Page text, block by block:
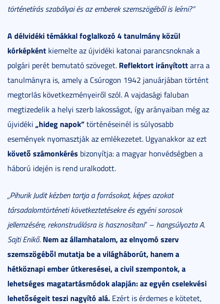
történetírás szabályai és az emberek szemszögéből is leírni?”
A délvidéki témákkal foglalkozó 4 tanulmány közül
kórképként kiemelte az újvidéki katonai parancsnoknak a
polgári perét bemutató szöveget. Reflektort irányítottarra a
tanulmányra is, amely a Csúrogon 1942 januárjában történt
megtorlás következményeiről szól. A vajdasági faluban
megtizedelik a helyi szerb lakosságot, így arányaiban még az
újvidéki „hideg napok”történéseinél is súlyosabb
események nyomasztják az emlékezetet. Ugyanakkor az ezt
követő számonkérés bizonyítja: a magyar honvédségben a
háború idején is rend uralkodott.
„Pihurik Judit kézben tartja a forrásokat, képes azokat
társadalomtörténeti következtetésekre és egyéni sorosok
jellemzésére, rekonstruálásra is hasznosítani” – hangsúlyozta A.
Sajti Enikő. Nem az államhatalom, az elnyomó szerv
szemszögéből mutatja be a világháborút, hanem a
hétköznapi ember útkeresései, a civil szempontok, a
lehetséges magatartásmódok alapján: az egyén cselekvési
lehetőségeit teszi nagyító alá. Ezért is érdemes e kötetet,